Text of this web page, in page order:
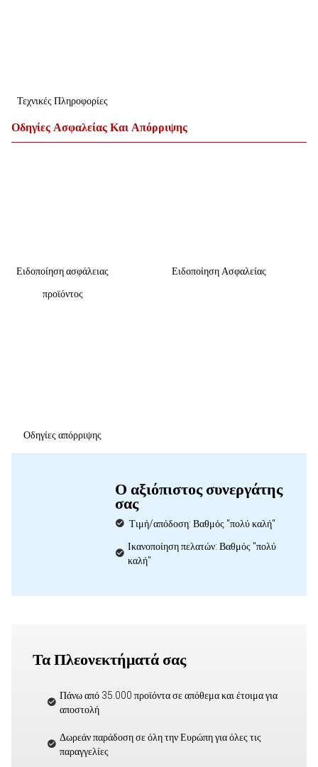
Τεχνικές Πληροφορίες
Οδηγίες Ασφαλείας Και Απόρριψης
Ειδοποίηση ασφάλειας
προϊόντος
Ειδοποίηση Ασφαλείας
Οδηγίες απόρριψης
Ο αξιόπιστος συνεργάτης
σας
Τιμή/απόδοση: Βαθμός "πολύ καλή"
Ικανοποίηση πελατών: Βαθμός "πολύ
καλή"
Τα Πλεονεκτήματά σας
Πάνω από 35.000 προϊόντα σε απόθεμα και έτοιμα για
αποστολή
Δωρεάν παράδοση σε όλη την Ευρώπη για όλες τις
παραγγελίες